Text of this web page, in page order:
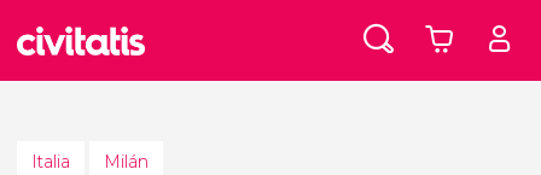
Italia Milán